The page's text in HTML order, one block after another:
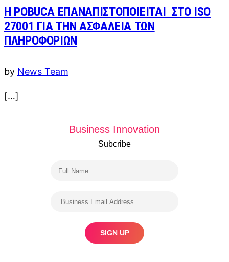
Η POBUCA ΕΠΑΝΑΠΙΣΤΟΠΟΙΕΙΤΑΙ ΣΤΟ ISO
27001 ΓΙΑ ΤΗΝ ΑΣΦΑΛΕΙΑ ΤΩΝ
ΠΛΗΡΟΦΟΡΙΩΝ
by News Team
[…]
Business Innovation
Subcribe